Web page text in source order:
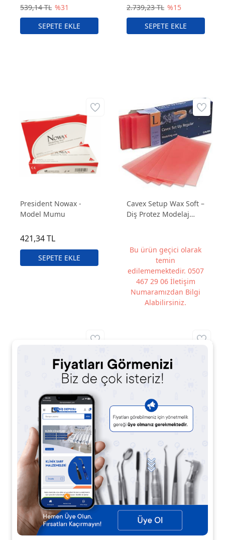
539,14 TL %31
2.739,23 TL %15
President Nowax -
Model Mumu
421,34 TL
Cavex Setup Wax Soft –
Diş Protez Modelaj
Bu ürün geçici olarak
temin
edilememektedir. 0507
467 29 06 İletişim
Numaramızdan Bilgi
Alabilirsiniz.
Cerewax Pembe
Modelleme Mumu –
Dental Laboratuvar
Modelleme ve Mumaj
Mumu
Bu ürün geçici olarak
temin
edilememektedir. 0507
467 29 06 İletişim
Numaramızdan Bilgi
Alabilirsiniz.
Pembe Modelaj Mumu
Bu ürün geçici olarak
temin
edilememektedir. 0507
467 29 06 İletişim
Numaramızdan Bilgi
Alabilirsiniz.